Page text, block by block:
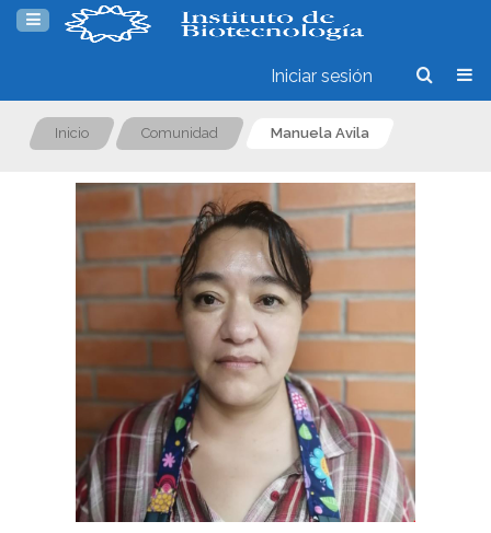
Iniciar sesión
Inicio Comunidad Manuela Avila